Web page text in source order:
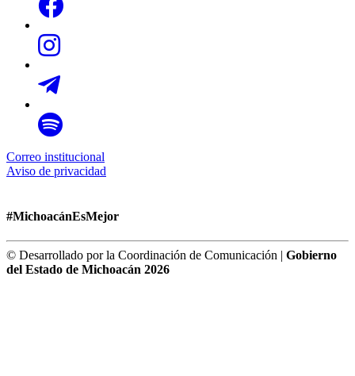
Correo institucional
Aviso de privacidad
#MichoacánEsMejor
© Desarrollado por la Coordinación de Comunicación | Gobierno
del Estado de Michoacán 2026